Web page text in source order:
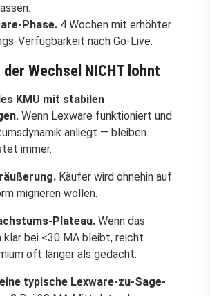
Phase. 4 Wochen mit erhöhter
Verfügbarkeit nach Go-Live.
Wechsel NICHT lohnt
KMU mit stabilen
Wenn Lexware funktioniert und
anliegt — bleiben.
immer.
Käufer wird ohnehin auf
migrieren wollen.
Plateau. Wenn das
klar bei <30 MA bleibt, reicht
oft länger als gedacht.
typische Lexware-zu-Sage-